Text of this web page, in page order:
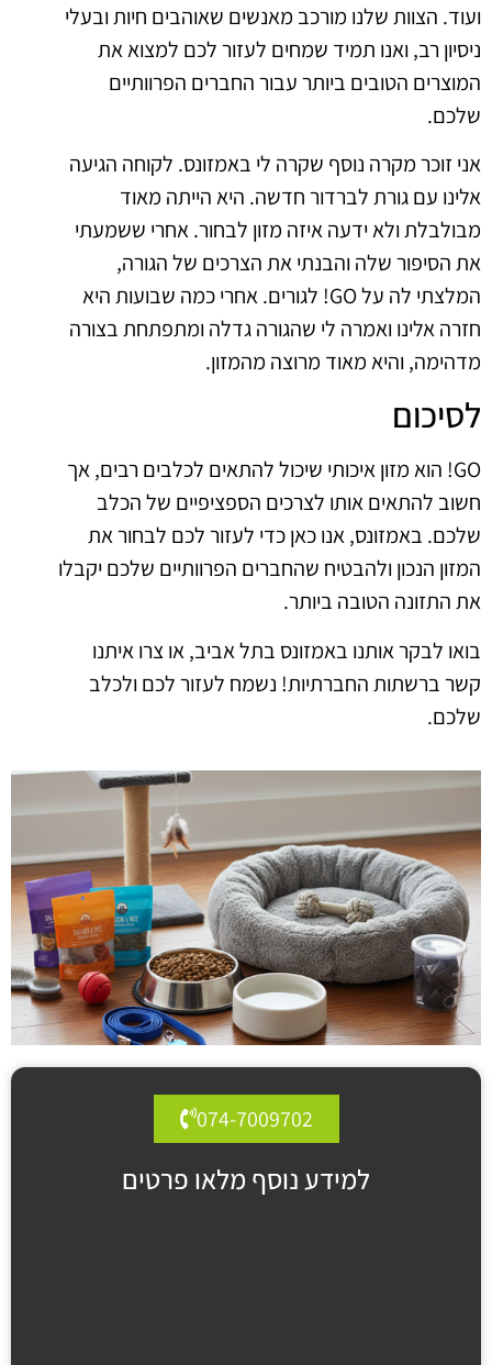
ועוד. הצוות שלנו מורכב מאנשים שאוהבים חיות ובעלי
ניסיון רב, ואנו תמיד שמחים לעזור לכם למצוא את
המוצרים הטובים ביותר עבור החברים הפרוותיים
שלכם.
אני זוכר מקרה נוסף שקרה לי באמזונס. לקוחה הגיעה
אלינו עם גורת לברדור חדשה. היא הייתה מאוד
מבולבלת ולא ידעה איזה מזון לבחור. אחרי ששמעתי
את הסיפור שלה והבנתי את הצרכים של הגורה,
המלצתי לה על GO! לגורים. אחרי כמה שבועות היא
חזרה אלינו ואמרה לי שהגורה גדלה ומתפתחת בצורה
מדהימה, והיא מאוד מרוצה מהמזון.
לסיכום
GO! הוא מזון איכותי שיכול להתאים לכלבים רבים, אך
חשוב להתאים אותו לצרכים הספציפיים של הכלב
שלכם. באמזונס, אנו כאן כדי לעזור לכם לבחור את
המזון הנכון ולהבטיח שהחברים הפרוותיים שלכם יקבלו
את התזונה הטובה ביותר.
בואו לבקר אותנו באמזונס בתל אביב, או צרו איתנו
קשר ברשתות החברתיות! נשמח לעזור לכם ולכלב
שלכם.
074-7009702
למידע נוסף מלאו פרטים